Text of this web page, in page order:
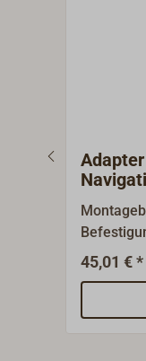
Adapters
45,01 € *